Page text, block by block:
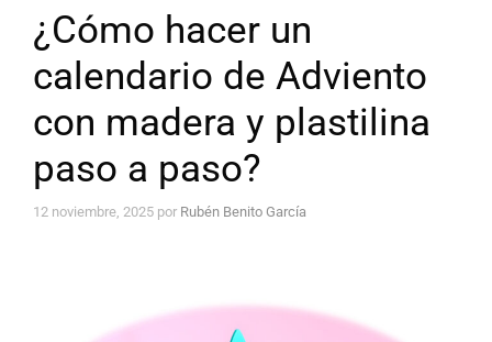
¿Cómo hacer un
calendario de Adviento
con madera y plastilina
paso a paso?
12 noviembre, 2025 por Rubén Benito García